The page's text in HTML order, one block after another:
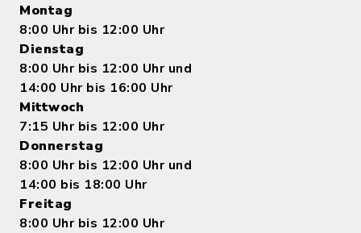
Montag
8:00 Uhr bis 12:00 Uhr
Dienstag
8:00 Uhr bis 12:00 Uhr und
14:00 Uhr bis 16:00 Uhr
Mittwoch
7:15 Uhr bis 12:00 Uhr
Donnerstag
8:00 Uhr bis 12:00 Uhr und
14:00 bis 18:00 Uhr
Freitag
8:00 Uhr bis 12:00 Uhr